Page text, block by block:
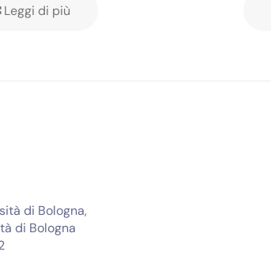
Leggi di più
di Bologna,
di Bologna